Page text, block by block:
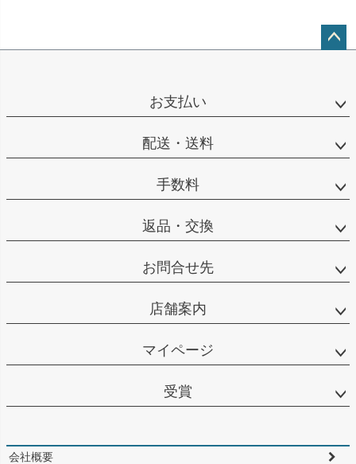
お支払い
配送・送料
手数料
返品・交換
お問合せ先
店舗案内
マイページ
受賞
会社概要